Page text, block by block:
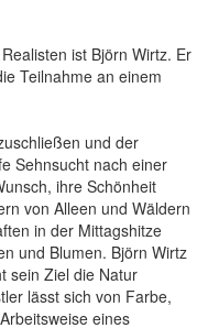
ist Björn Wirtz. Er
Teilnahme an einem
und der
Sehnsucht nach einer
ihre Schönheit
von Alleen und Wäldern
in der Mittagshitze
und Blumen. Björn Wirtz
sein Ziel die Natur
lässt sich von Farbe,
eines